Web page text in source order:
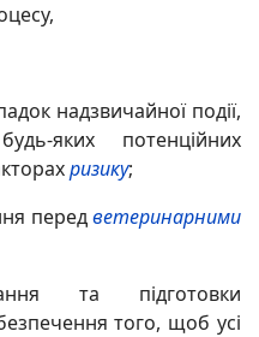
надзвичайної події,
яких потенційних
ризику;
передветеринарними
та підготовки
того, щоб усі